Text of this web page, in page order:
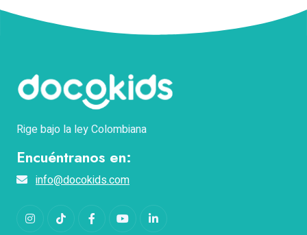
Rige bajo la ley Colombiana
Encuéntranos en:
info@docokids.com
InstagramTikTok FacebookYouTubeLinkedIn